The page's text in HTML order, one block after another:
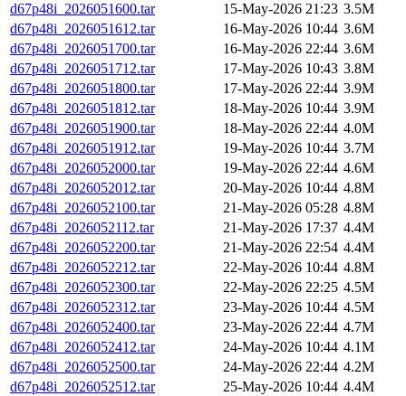
d67p48i_2026051600.tar
15-May-2026 21:23 3.5M
d67p48i_2026051612.tar
16-May-2026 10:44 3.6M
d67p48i_2026051700.tar
16-May-2026 22:44 3.6M
d67p48i_2026051712.tar
17-May-2026 10:43 3.8M
d67p48i_2026051800.tar
17-May-2026 22:44 3.9M
d67p48i_2026051812.tar
18-May-2026 10:44 3.9M
d67p48i_2026051900.tar
18-May-2026 22:44 4.0M
d67p48i_2026051912.tar
19-May-2026 10:44 3.7M
d67p48i_2026052000.tar
19-May-2026 22:44 4.6M
d67p48i_2026052012.tar
20-May-2026 10:44 4.8M
d67p48i_2026052100.tar
21-May-2026 05:28 4.8M
d67p48i_2026052112.tar
21-May-2026 17:37 4.4M
d67p48i_2026052200.tar
21-May-2026 22:54 4.4M
d67p48i_2026052212.tar
22-May-2026 10:44 4.8M
d67p48i_2026052300.tar
22-May-2026 22:25 4.5M
d67p48i_2026052312.tar
23-May-2026 10:44 4.5M
d67p48i_2026052400.tar
23-May-2026 22:44 4.7M
d67p48i_2026052412.tar
24-May-2026 10:44 4.1M
d67p48i_2026052500.tar
24-May-2026 22:44 4.2M
d67p48i_2026052512.tar
25-May-2026 10:44 4.4M